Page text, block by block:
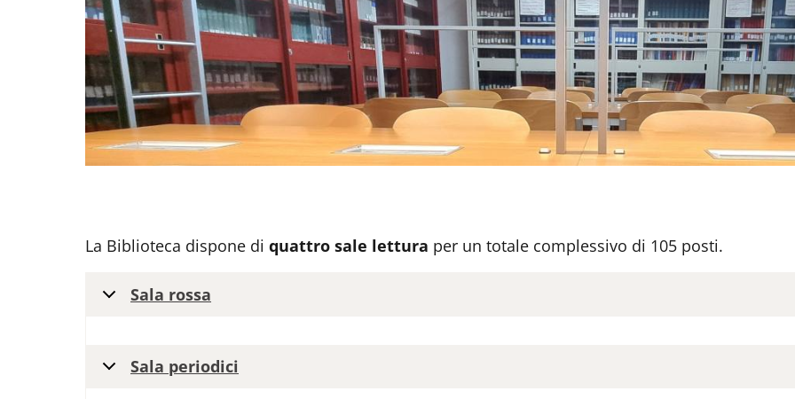
La Biblioteca dispone di quattro sale lettura per un totale complessivo di 105 posti.
Sala rossa
Sala periodici